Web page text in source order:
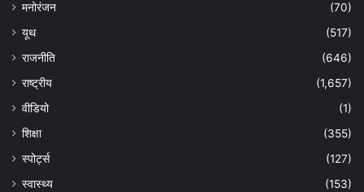
मनोरंजन
(70)
यूथ
(517)
राजनीति
(646)
राष्ट्रीय
(1,657)
वीडियो
(1)
शिक्षा
(355)
स्पोर्ट्स
(127)
स्वास्थ्य
(153)